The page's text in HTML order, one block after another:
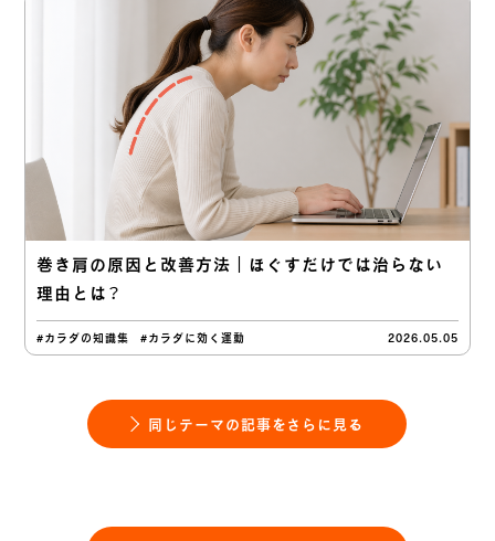
巻き肩の原因と改善方法｜ほぐすだけでは治らない
理由とは？
#カラダの知識集 #カラダに効く運動 2026.05.05
同じテーマの記事をさらに見る